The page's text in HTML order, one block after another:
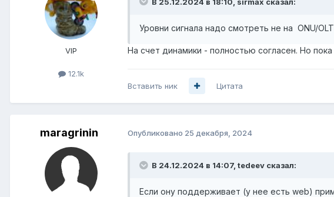
VIP
12.1k
Уровни сигнала надо смотреть не на ONU/
На счет динамики - полностью согласен. Но
Вставить ник Цитата
maragrinin Опубликовано 25 декабря, 2024
В 24.12.2024 в 14:07, tedeev сказал:
Если ону поддерживает (у нее есть web)